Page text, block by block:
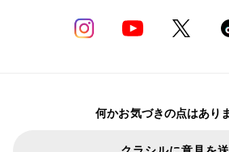
何かお気づきの点はあり